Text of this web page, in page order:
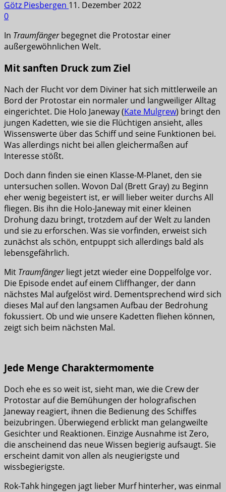
Götz Piesbergen 11. Dezember 2022
0
In Traumfängerbegegnet die Protostar einer
außergewöhnlichen Welt.
Mit sanften Druck zum Ziel
Nach der Flucht vor dem Diviner hat sich mittlerweile an
Bord der Protostar ein normaler und langweiliger Alltag
eingerichtet. Die Holo Janeway (Kate Mulgrew) bringt den
jungen Kadetten, wie sie die Flüchtigen ansieht, alles
Wissenswerte über das Schiff und seine Funktionen bei.
Was allerdings nicht bei allen gleichermaßen auf
Interesse stößt.
Doch dann finden sie einen Klasse-M-Planet, den sie
untersuchen sollen. Wovon Dal (Brett Gray) zu Beginn
eher wenig begeistert ist, er will lieber weiter durchs All
fliegen. Bis ihn die Holo-Janeway mit einer kleinen
Drohung dazu bringt, trotzdem auf der Welt zu landen
und sie zu erforschen. Was sie vorfinden, erweist sich
zunächst als schön, entpuppt sich allerdings bald als
lebensgefährlich.
Mit Traumfängerliegt jetzt wieder eine Doppelfolge vor.
Die Episode endet auf einem Cliffhanger, der dann
nächstes Mal aufgelöst wird. Dementsprechend wird sich
dieses Mal auf den langsamen Aufbau der Bedrohung
fokussiert. Ob und wie unsere Kadetten fliehen können,
zeigt sich beim nächsten Mal.
Jede Menge Charaktermomente
Doch ehe es so weit ist, sieht man, wie die Crew der
Protostar auf die Bemühungen der holografischen
Janeway reagiert, ihnen die Bedienung des Schiffes
beizubringen. Überwiegend erblickt man gelangweilte
Gesichter und Reaktionen. Einzige Ausnahme ist Zero,
die anscheinend das neue Wissen begierig aufsaugt. Sie
erscheint damit von allen als neugierigste und
wissbegierigste.
Rok-Tahk hingegen jagt lieber Murf hinterher, was einmal